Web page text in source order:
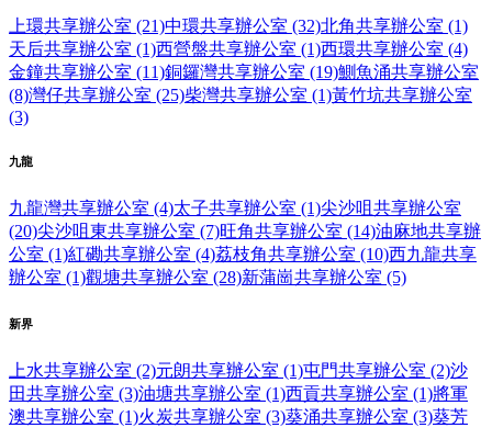
上環共享辦公室 (21)中環共享辦公室 (32)北角共享辦公室 (1)
天后共享辦公室 (1)西營盤共享辦公室 (1)西環共享辦公室 (4)
金鐘共享辦公室 (11)銅鑼灣共享辦公室 (19)鰂魚涌共享辦公室
(8)灣仔共享辦公室 (25)柴灣共享辦公室 (1)黃竹坑共享辦公室
(3)
九龍
九龍灣共享辦公室 (4)太子共享辦公室 (1)尖沙咀共享辦公室
(20)尖沙咀東共享辦公室 (7)旺角共享辦公室 (14)油麻地共享辦
公室 (1)紅磡共享辦公室 (4)荔枝角共享辦公室 (10)西九龍共享
辦公室 (1)觀塘共享辦公室 (28)新蒲崗共享辦公室 (5)
新界
上水共享辦公室 (2)元朗共享辦公室 (1)屯門共享辦公室 (2)沙
田共享辦公室 (3)油塘共享辦公室 (1)西貢共享辦公室 (1)將軍
澳共享辦公室 (1)火炭共享辦公室 (3)葵涌共享辦公室 (3)葵芳